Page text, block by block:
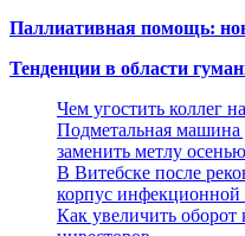
Паллиативная помощь:
Тенденции в области
Чем угостить коллег
Подметальная машина
заменить метлу осенью
В Витебске после
корпус
Как увеличить